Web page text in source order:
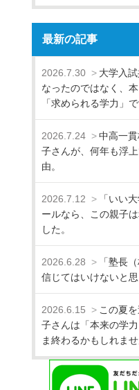
最新の記事
2026.7.30
大学入
なったのではなく、
「求められる学力」で
2026.7.24
中高一
子さんが、何年も浮
由。
2026.7.12
「いい
ールなら、この親子
した。
2026.6.28
「塾長
信じてはいけないと思
2026.6.15
この夏
子さんは「本来の学
ま終わるかもしれませ